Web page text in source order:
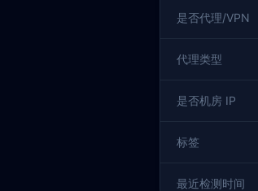
是否代理/VPN
代理类型
是否机房 IP
标签
最近检测时间